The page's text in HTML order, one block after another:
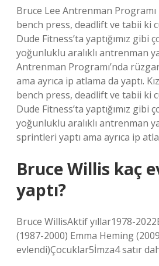
Bruce Lee Antrenman Programı
bench press, deadlift ve tabii ki
Dude Fitness’ta yaptığımız gibi
yoğunluklu aralıklı antrenman
Antrenman Programı’nda
ama ayrıca ip atlama da yaptı.
bench press, deadlift ve tabii ki
Dude Fitness’ta yaptığımız gibi
yoğunluklu aralıklı antrenman
sprintleri yaptı ama ayrıca ip
Bruce Willis kaç
yaptı?
Bruce WillisAktif yıllar1978-
(1987-2000) Emma Heming
evlendi)Çocuklar5İmza4 satır